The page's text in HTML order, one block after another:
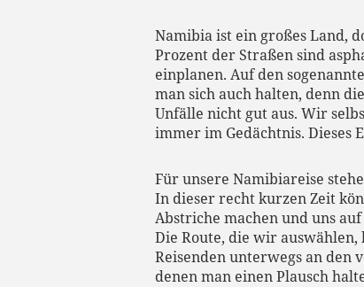
Namibia ist ein großes Land,
Prozent der Straßen sind
einplanen. Auf den
man sich auch halten, denn
Unfälle nicht gut aus. Wir
immer im Gedächtnis. Dieses
Für unsere Namibiareise
In dieser recht kurzen Zeit
Abstriche machen und uns
Die Route, die wir
Reisenden unterwegs an den
denen man einen Plausch